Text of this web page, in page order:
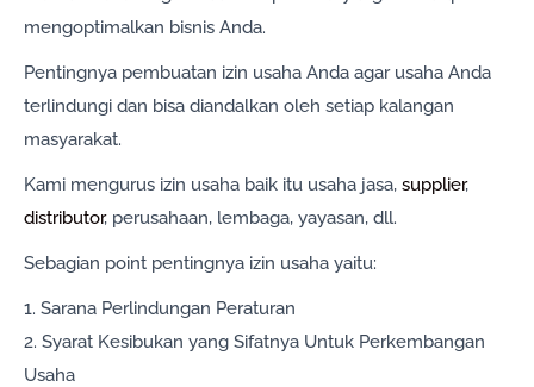
mengoptimalkan bisnis Anda.
Pentingnya pembuatan izin usaha Anda agar usaha Anda
terlindungi dan bisa diandalkan oleh setiap kalangan
masyarakat.
Kami mengurus izin usaha baik itu usaha jasa, supplier,
distributor, perusahaan, lembaga, yayasan, dll.
Sebagian point pentingnya izin usaha yaitu:
1. Sarana Perlindungan Peraturan
2. Syarat Kesibukan yang Sifatnya Untuk Perkembangan
Usaha